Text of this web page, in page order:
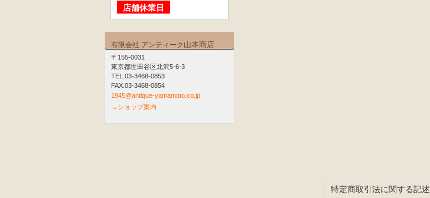
店舗休業日
有限会社 アンティーク 山本商店
〒155-0031
東京都世田谷区北沢5-6-3
TEL.03-3468-0853
FAX.03-3468-0854
1945@antique-yamamoto.co.jp
→ショップ案内
特定商取引法に関する記述